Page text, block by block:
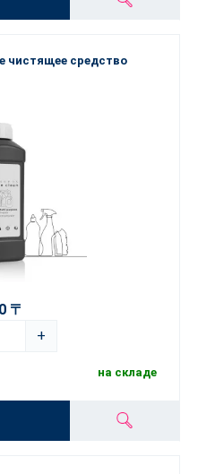
чистящее средство
〒
+
на складе